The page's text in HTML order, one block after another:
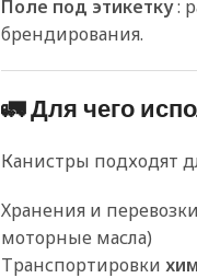
Поле под этикетку:
брендирования.
🚛 Для чего
Канистры подходят
Хранения и перевозки
моторные масла)
Транспортировки